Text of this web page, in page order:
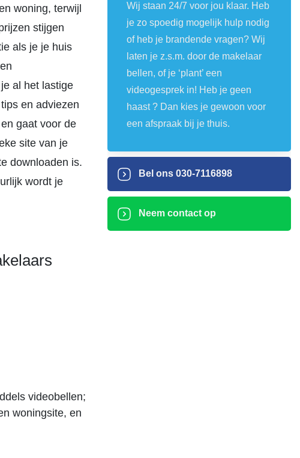
woning, terwijl
stijgen
als je je huis
al het lastige
en adviezen
gaat voor de
site van je
downloaden is.
wordt je
videobellen;
woningsite, en
Wij staan 24/7 voor jou klaar. Heb
je zo spoedig mogelijk hulp nodig
of heb je brandende vragen? Wij
laten je z.s.m. door de makelaar
bellen, of je ‘plant’ een
videogesprek in! Heb je geen
haast ? Dan kies je gewoon voor
een afspraak bij je thuis.
Bel ons 030-7116898
Neem contact op